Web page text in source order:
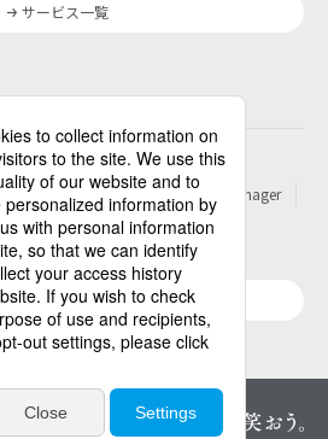
サービス一覧
ッチコンサルティング
HITO-Manager
Camp StepBase
サービス一覧